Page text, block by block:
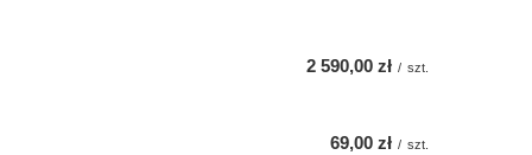
2 590,00 zł / szt.
69,00 zł / szt.